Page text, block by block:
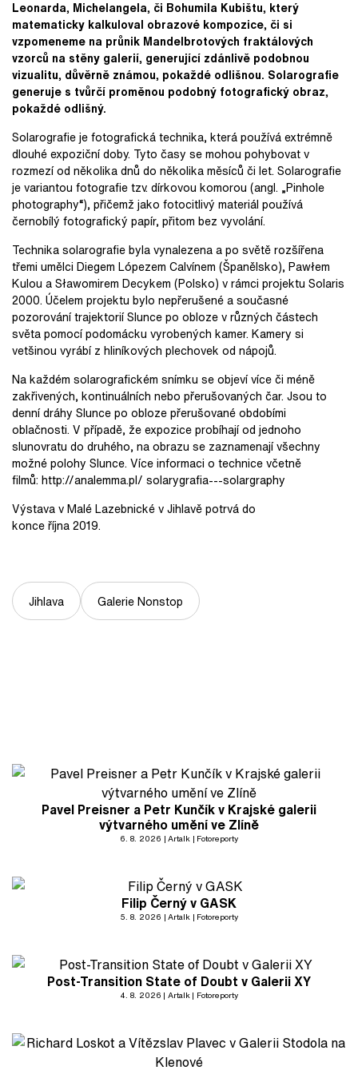
Leonarda, Michelangela, či Bohumila Kubištu, který
matematicky kalkuloval obrazové kompozice, či si
vzpomeneme na průnik Mandelbrotových fraktálových
vzorců na stěny galerií, generující zdánlivě podobnou
vizualitu, důvěrně známou, pokaždé odlišnou. Solarografie
generuje s tvůrčí proměnou podobný fotografický obraz,
pokaždé odlišný.
Solarografie je fotografická technika, která používá extrémně
dlouhé expoziční doby. Tyto časy se mohou pohybovat v
rozmezí od několika dnů do několika měsíců či let. Solarografie
je variantou fotografie tzv. dírkovou komorou (angl. „Pinhole
photography“), přičemž jako fotocitlivý materiál používá
černobílý fotografický papír, přitom bez vyvolání.
Technika solarografie byla vynalezena a po světě rozšířena
třemi umělci Diegem Lópezem Calvínem (Španělsko), Pawłem
Kulou a Sławomirem Decykem (Polsko) v rámci projektu Solaris
2000. Účelem projektu bylo nepřerušené a současné
pozorování trajektorií Slunce po obloze v různých částech
světa pomocí podomácku vyrobených kamer. Kamery si
vetšinou vyrábí z hliníkových plechovek od nápojů.
Na každém solarografickém snímku se objeví více či méně
zakřivených, kontinuálních nebo přerušovaných čar. Jsou to
denní dráhy Slunce po obloze přerušované obdobími
oblačnosti. V případě, že expozice probíhají od jednoho
slunovratu do druhého, na obrazu se zaznamenají všechny
možné polohy Slunce. Více informaci o technice včetně
filmů: http://analemma.pl/ solarygrafia---solargraphy
Výstava v Malé Lazebnické v Jihlavě potrvá do
konce října 2019.
Jihlava Galerie Nonstop
Pavel Preisner a Petr Kunčík v Krajské galerii
výtvarného umění ve Zlíně
6. 8. 2026 Artalk Fotoreporty
Filip Černý v GASK
5. 8. 2026 Artalk Fotoreporty
Post-Transition State of Doubt v Galerii XY
4. 8. 2026 Artalk Fotoreporty